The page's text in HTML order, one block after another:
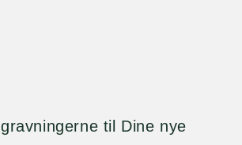
til Dine nye